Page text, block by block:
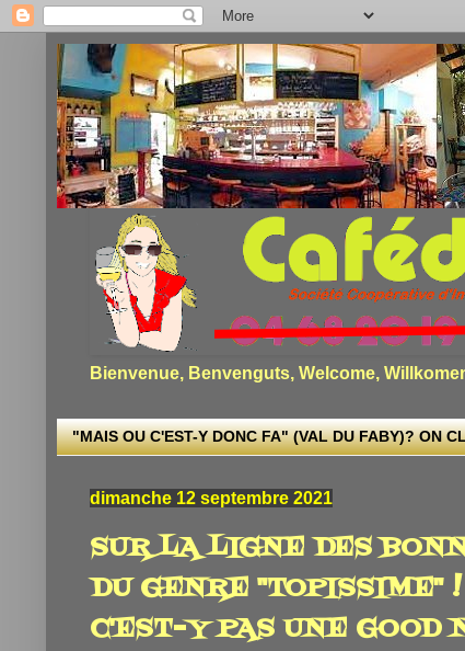
Bienvenue, Benvenguts, Welcome,
"MAIS OU C'EST-Y DONC FA" (VAL DU FABY)? ON
dimanche 12 septembre 2021
SUR LA LIGNE DES
DU GENRE "TOPISSIME"
C'EST-Y PAS UNE GOOD